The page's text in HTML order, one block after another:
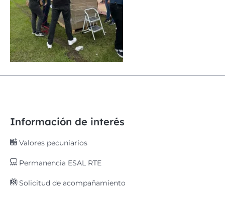
Información de interés
Valores pecuniarios
Permanencia ESAL RTE
Solicitud de acompañamiento